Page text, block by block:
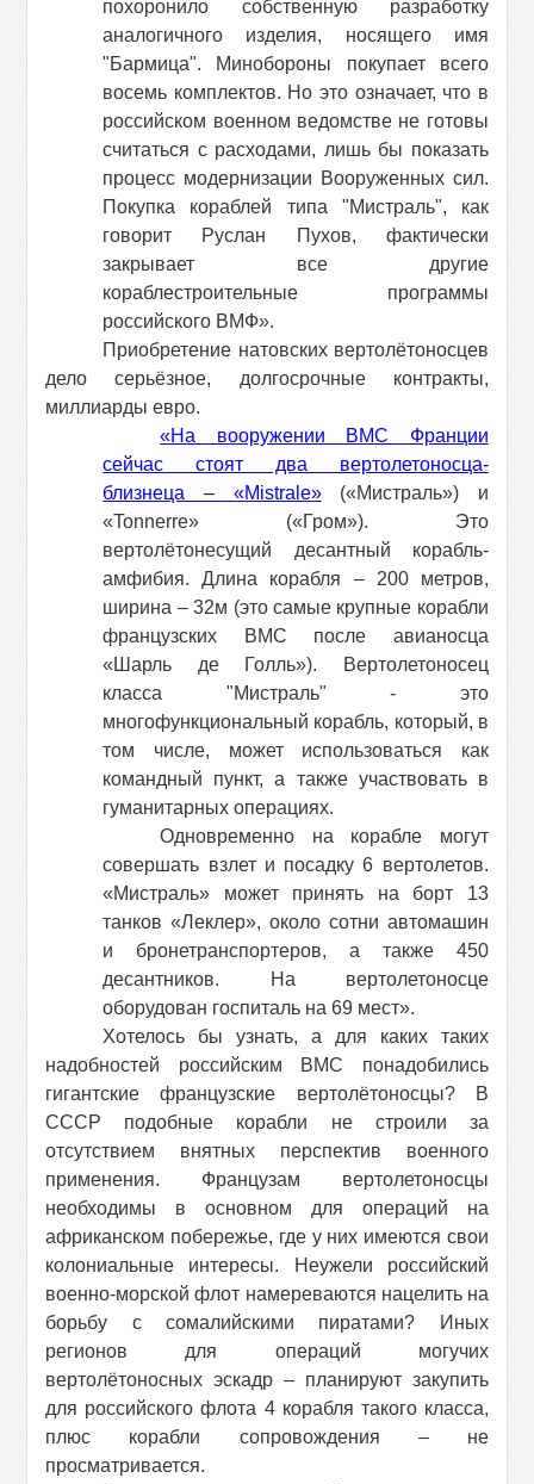
похоронило собственную разработку
аналогичного изделия, носящего имя
"Бармица". Минобороны покупает всего
восемь комплектов. Но это означает, что в
российском военном ведомстве не готовы
считаться с расходами, лишь бы показать
процесс модернизации Вооруженных сил.
Покупка кораблей типа "Мистраль", как
говорит Руслан Пухов, фактически
закрывает все другие
кораблестроительные программы
российского ВМФ».
Приобретение натовских вертолётоносцев
дело серьёзное, долгосрочные контракты,
миллиарды евро.
«На вооружении ВМС Франции
сейчас стоят два вертолетоносца-
близнеца – «Mistrale»(«Мистраль») и
«Tonnerre» («Гром»). Это
вертолётонесущий десантный корабль-
амфибия. Длина корабля – 200 метров,
ширина – 32м (это самые крупные корабли
французских ВМС после авианосца
«Шарль де Голль»). Вертолетоносец
класса "Мистраль" - это
многофункциональный корабль, который, в
том числе, может использоваться как
командный пункт, а также участвовать в
гуманитарных операциях.
Одновременно на корабле могут
совершать взлет и посадку 6 вертолетов.
«Мистраль» может принять на борт 13
танков «Леклер», около сотни автомашин
и бронетранспортеров, а также 450
десантников. На вертолетоносце
оборудован госпиталь на 69 мест».
Хотелось бы узнать, а для каких таких
надобностей российским ВМС понадобились
гигантские французские вертолётоносцы? В
СССР подобные корабли не строили за
отсутствием внятных перспектив военного
применения. Французам вертолетоносцы
необходимы в основном для операций на
африканском побережье, где у них имеются свои
колониальные интересы. Неужели российский
военно-морской флот намереваются нацелить на
борьбу с сомалийскими пиратами? Иных
регионов для операций могучих
вертолётоносных эскадр – планируют закупить
для российского флота 4 корабля такого класса,
плюс корабли сопровождения – не
просматривается.